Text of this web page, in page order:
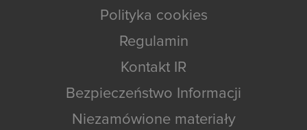
Polityka cookies
Regulamin
Kontakt IR
Bezpieczeństwo Informacji
Niezamówione materiały